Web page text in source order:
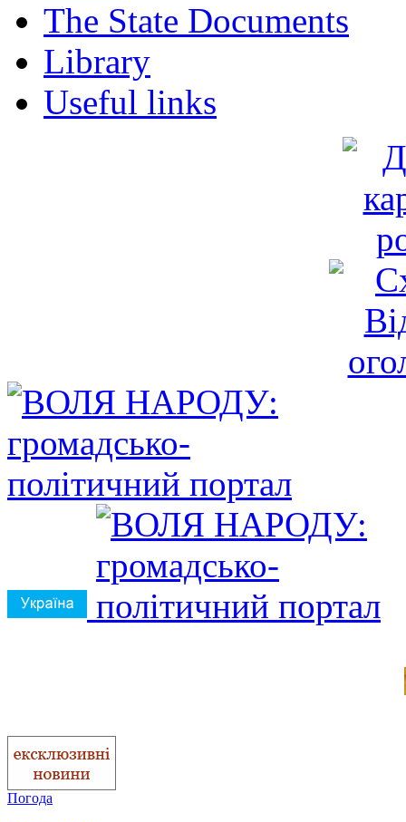
The State Documents
Library
Useful links
Погода